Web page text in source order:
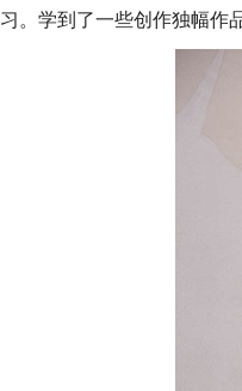
习。学到了一些创作独幅作